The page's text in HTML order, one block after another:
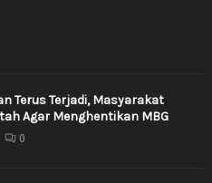
Terus Terjadi, Masyarakat
Agar Menghentikan MBG
0